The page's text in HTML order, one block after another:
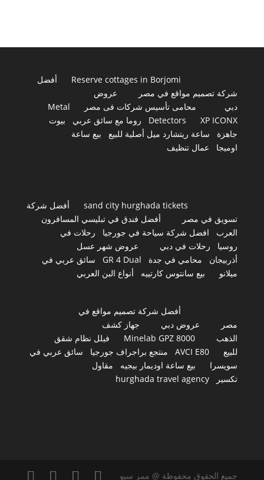
Reserve cottages in Borjomi
أفضل
شركة تصميم مواقع في مصر
عروض
دبي
محامى تأسيس شركات فى مصر
Metal
Detectors
XP ICONX روما مع سائق عربي
بيوت
جاهزة
ساعة ريتشارد ميل أصلية للبيع
بيع ساعة
اوميجا
عمال تنظيف
sand city hurghada tickets
أفضل شركة
تسويق في مصر
أفضل فندق في تبليسي المسافرون
العرب
افضل شركة سياحة في جورجيا
رحلات في
روسيا
رحلات في دبي
عروض شهر عسل
أذربيجان
محامي في جدة GR 4 Dual
سائق عربي في
ميلانو
بيع سانتوس كارتييه أنواع البن العربي
أفضل شركة تصميم مواقع في
مصر
عروض دبي
جهاز كشف
الذهب
Minelab GPZ 8000
فيلل نظام شقق
للبيع
AVCI E80 منتجع براجراف جورجيا
سائق عربي في
سويسرا
بيع ساعة اوديمار بيجيه
مقاول
تكسير
hurghada travel agency
جميع الحقوق محفوظة @ ممر سيو